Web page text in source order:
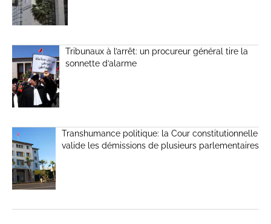
Tribunaux à l’arrêt: un procureur général tire la
sonnette d’alarme
Transhumance politique: la Cour constitutionnelle
valide les démissions de plusieurs parlementaires